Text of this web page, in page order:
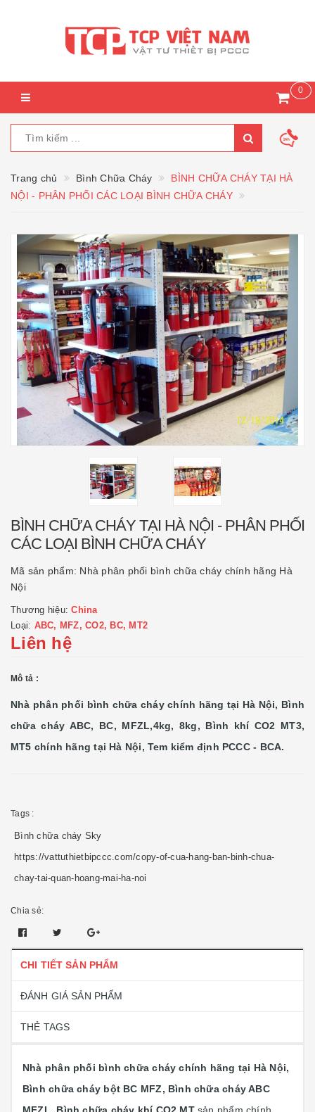
0
Trang chủ Bình Chữa Cháy
BÌNH CHỮA CHÁY TẠI HÀ
NỘI - PHÂN PHỐI CÁC LOẠI BÌNH CHỮA CHÁY
BÌNH CHỮA CHÁY TẠI HÀ NỘI - PHÂN PHỐI
CÁC LOẠI BÌNH CHỮA CHÁY
Mã sản phẩm: Nhà phân phối bình chữa cháy chính hãng Hà
Nội
Thương hiệu:China
Loại: ABC, MFZ, CO2, BC, MT2
Liên hệ
Mô tả :
Nhà phân phối bình chữa cháy chính hãng tại Hà Nội, Bình
chữa cháy ABC, BC, MFZL,4kg, 8kg, Bình khí CO2 MT3,
MT5 chính hãng tại Hà Nội, Tem kiểm định PCCC - BCA.
Tags :
Bình chữa cháy Sky
https://vattuthietbipccc.com/copy-of-cua-hang-ban-binh-chua-
chay-tai-quan-hoang-mai-ha-noi
Chia sẻ:
CHI TIẾT SẢN PHẨM
ĐÁNH GIÁ SẢN PHẨM
THẺ TAGS
Nhà phân phối bình chữa cháy chính hãng tại Hà Nội,
Bình chữa cháy bột BC MFZ, Bình chữa cháy ABC